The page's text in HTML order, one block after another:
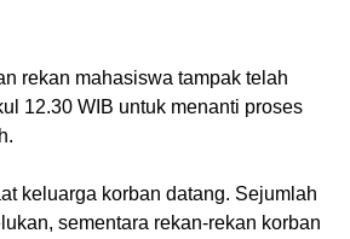
rekan mahasiswa tampak telah
12.30 WIB untuk menanti proses
keluarga korban datang. Sejumlah
sementara rekan-rekan korban